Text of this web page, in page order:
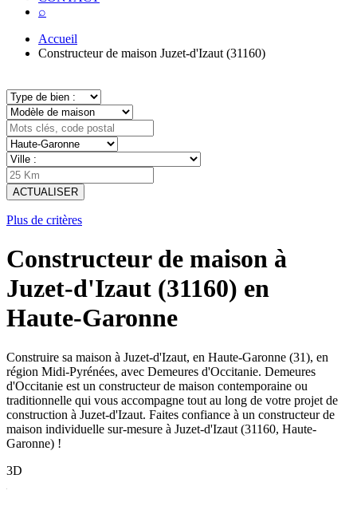
⌕
Accueil
Constructeur de maison Juzet-d'Izaut (31160)
ACTUALISER
Plus de critères
Constructeur de maison à
Juzet-d'Izaut (31160) en
Haute-Garonne
Construire sa maison à Juzet-d'Izaut, en Haute-Garonne (31), en
région Midi-Pyrénées, avec Demeures d'Occitanie. Demeures
d'Occitanie est un constructeur de maison contemporaine ou
traditionnelle qui vous accompagne tout au long de votre projet de
construction à Juzet-d'Izaut. Faites confiance à un constructeur de
maison individuelle sur-mesure à Juzet-d'Izaut (31160, Haute-
Garonne) !
3D